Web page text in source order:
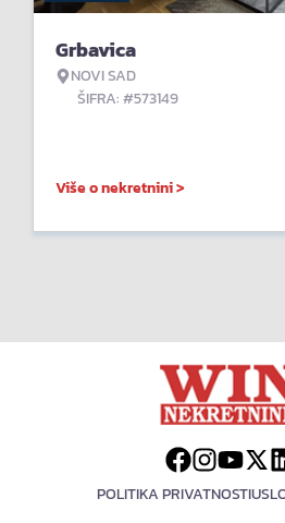
Grbavica
NOVI SAD
ŠIFRA: #573149
Više o nekretnini >
POLITIKA PRIVATNOSTI